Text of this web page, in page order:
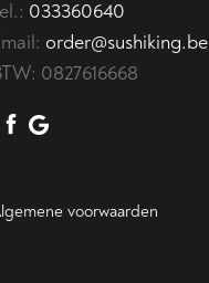
033360640
order@sushiking.be
0827616668
voorwaarden